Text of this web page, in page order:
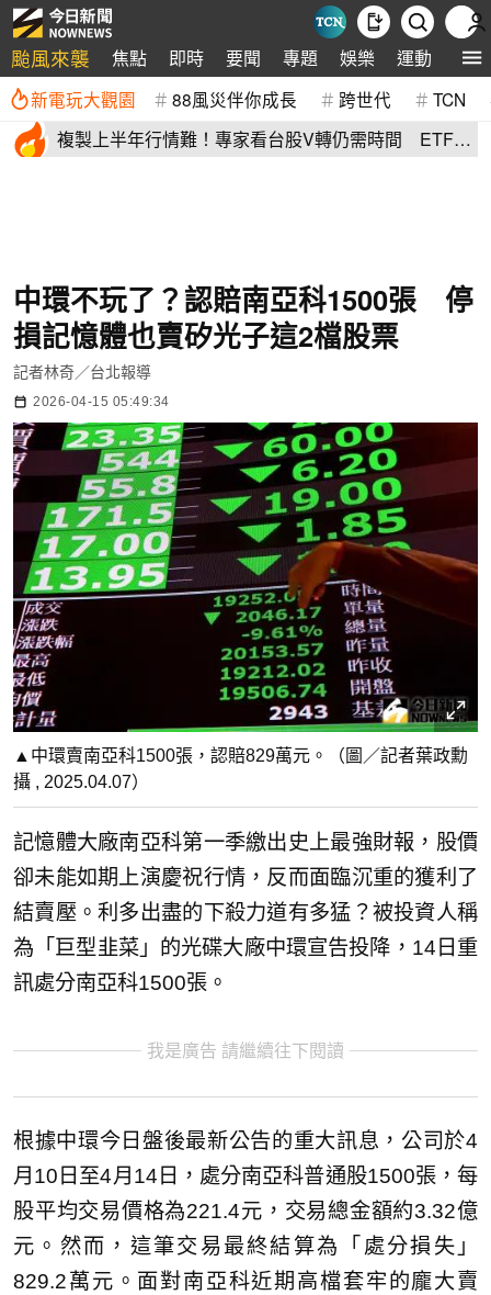
颱風來襲 焦點 即時 要聞 專題 娛樂 運動 全球
新電玩大觀園 88風災伴你成長 跨世代 TCN
複製上半年行情難！專家看台股V轉仍需時間 ETF這
中環不玩了？認賠南亞科1500張 停
損記憶體也賣矽光子這2檔股票
記者林奇／台北報導
2026-04-15 05:49:34
▲中環賣南亞科1500張，認賠829萬元。（圖／記者葉政勳
攝 , 2025.04.07）
記憶體大廠南亞科第一季繳出史上最強財報，股價
卻未能如期上演慶祝行情，反而面臨沉重的獲利了
結賣壓。利多出盡的下殺力道有多猛？被投資人稱
為「巨型韭菜」的光碟大廠中環宣告投降，14日重
訊處分南亞科1500張。
我是廣告 請繼續往下閱讀
根據中環今日盤後最新公告的重大訊息，公司於4
月10日至4月14日，處分南亞科普通股1500張，每
股平均交易價格為221.4元，交易總金額約3.32億
元。然而，這筆交易最終結算為「處分損失」
829.2萬元。面對南亞科近期高檔套牢的龐大賣